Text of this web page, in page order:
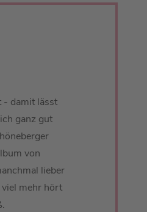
- damit lässt
ganz gut
von
lieber
mehr hört